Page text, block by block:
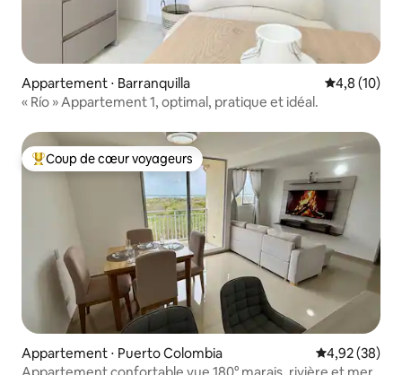
Appartement ⋅ Barranquilla Évaluation
4,8 (10)
« Río » Appartement 1, optimal, pratique et idéal.
Coups de cœur voyageurs les plus appréciés
Coup de cœur voyageurs
Appartement ⋅ Puerto Colombia Évaluation
4,92 (38)